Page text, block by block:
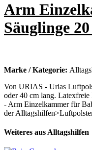
Arm
Säuglinge
Marke / Kategorie:
Von URIAS - Urias
oder 40 cm lang.
- Arm Einzelkammer für
der
Weiteres aus Alltagshilfen